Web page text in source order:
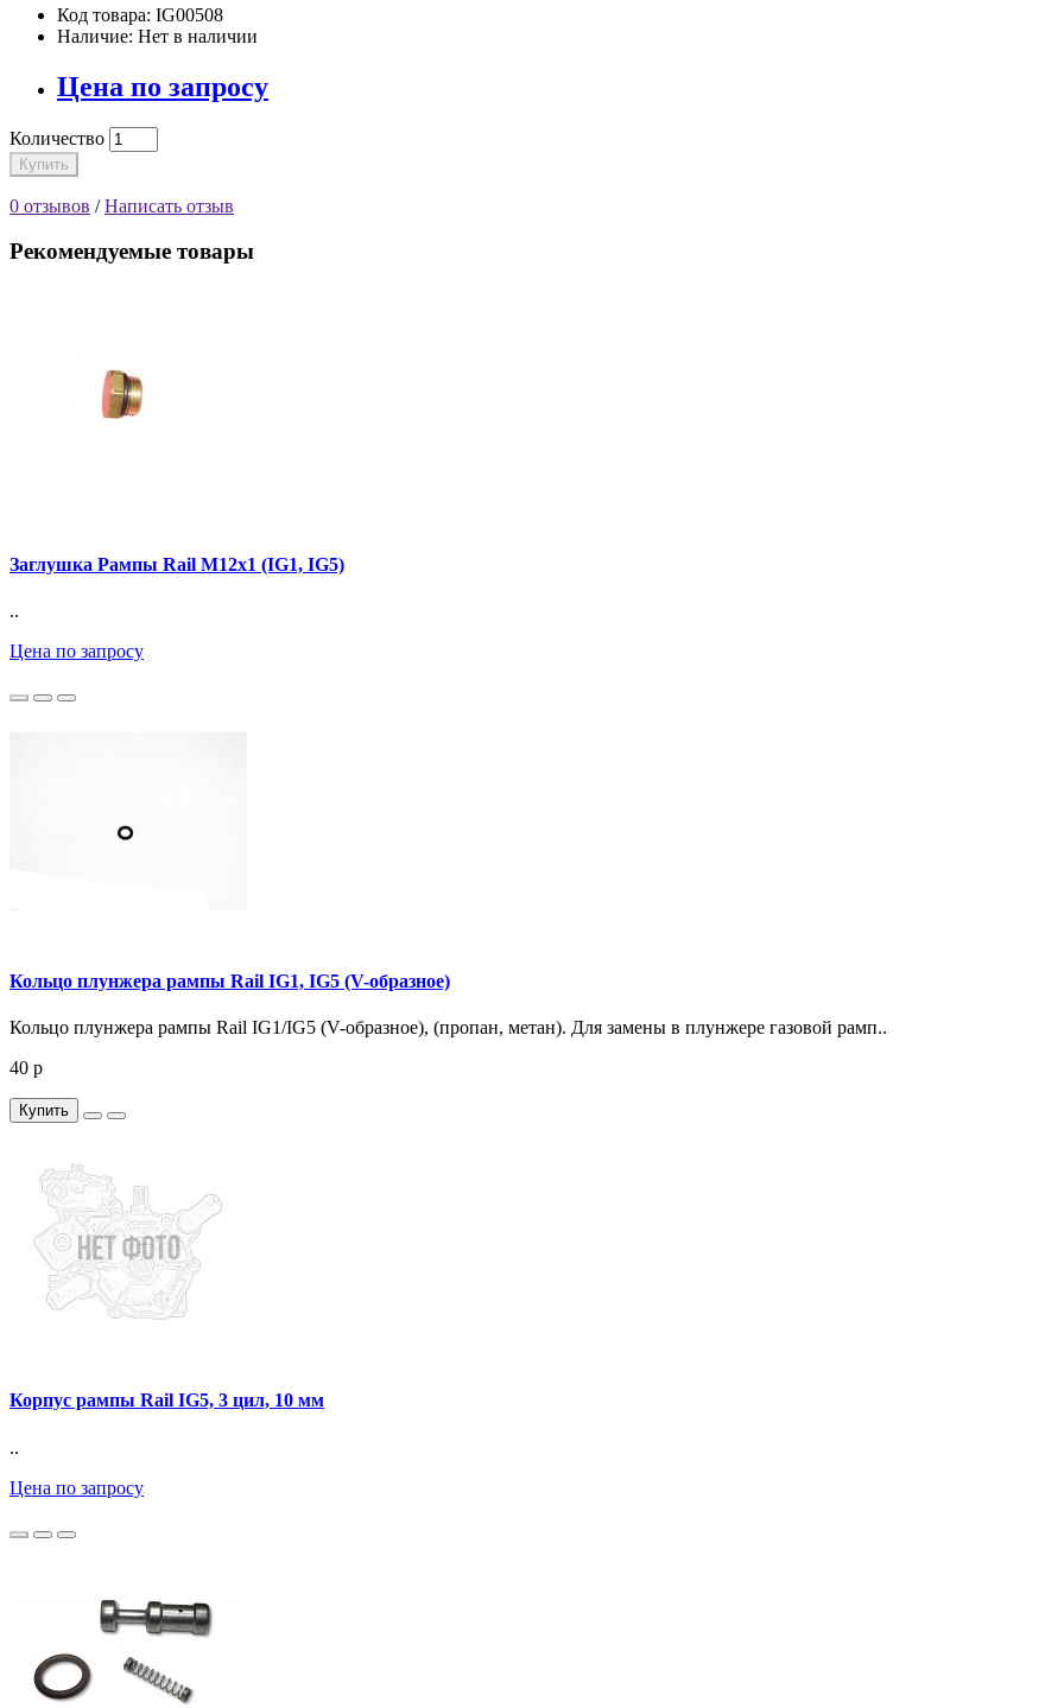
Код товара: IG00508
Наличие: Нет в наличии
Цена по запросу
Количество
Купить
0 отзывов /Написать отзыв
Рекомендуемые товары
Заглушка Рампы Rail М12х1 (IG1, IG5)
..
Цена по запросу
Кольцо плунжера рампы Rail IG1, IG5 (V-образное)
Кольцо плунжера рампы Rail IG1/IG5 (V-образное), (пропан, метан). Для замены в плунжере газовой рамп..
40 р
Купить
Корпус рампы Rail IG5, 3 цил, 10 мм
..
Цена по запросу